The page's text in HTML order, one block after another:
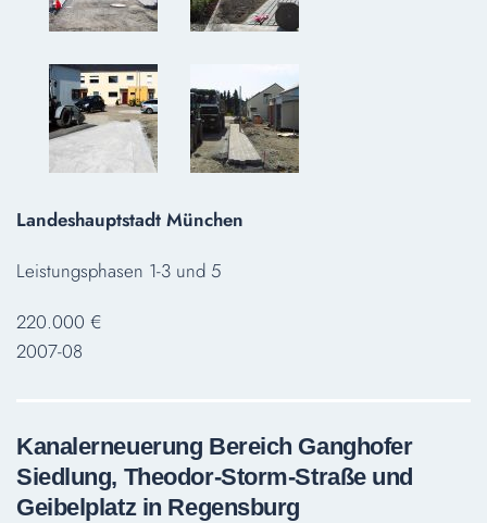
Landeshauptstadt München
Leistungsphasen 1-3 und 5
220.000 €
2007-08
Kanalerneuerung Bereich Ganghofer
Siedlung, Theodor-Storm-Straße und
Geibelplatz in Regensburg